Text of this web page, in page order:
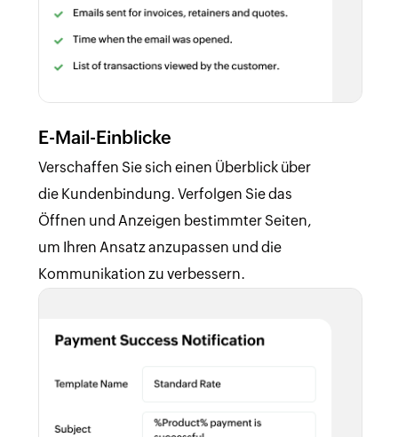
E-Mail-Einblicke
Verschaffen Sie sich einen Überblick über
die Kundenbindung. Verfolgen Sie das
Öffnen und Anzeigen bestimmter Seiten,
um Ihren Ansatz anzupassen und die
Kommunikation zu verbessern.